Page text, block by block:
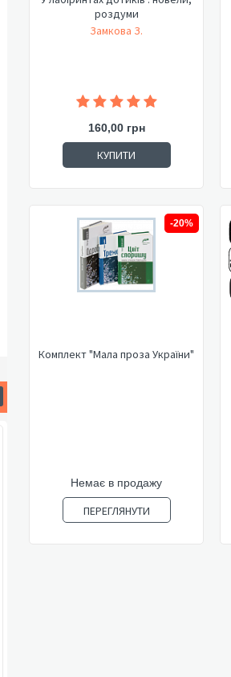
роздуми
Замкова З.
160,00 грн
КУПИТИ
-20%
Комплект "Мала проза України"
Немає в продажу
ПЕРЕГЛЯНУТИ